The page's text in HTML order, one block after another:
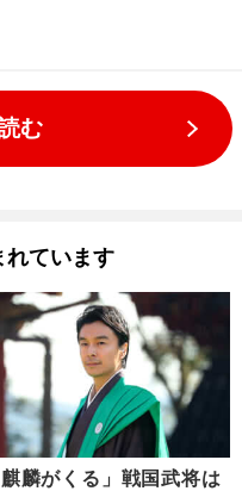
む
れています
麒麟がくる」戦国武将は